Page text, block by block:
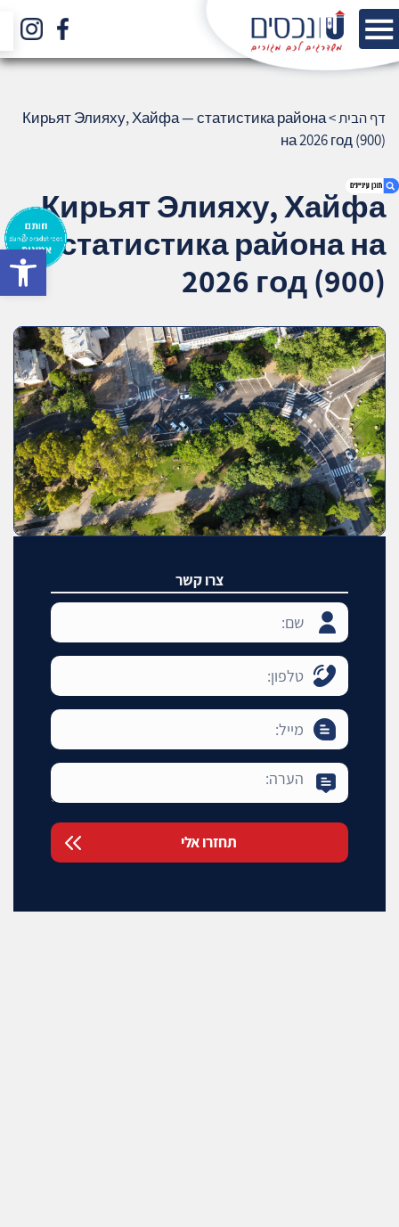
1. Кирьят Элияху, Хайфа — статистика
района на 2026 год (900)
3. שאלתם ? ענינו !
דף הבית>
Кирьят Элияху, Хайфа — статистика района
на 2026 год (900)
Кирьят Элияху, Хайфа
— статистика района на
2026 год (900)
צרו קשר